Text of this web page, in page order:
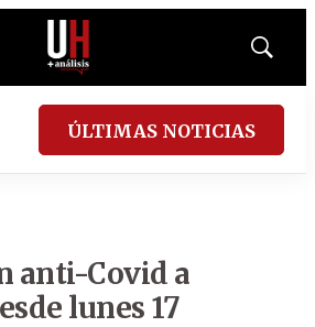
Mostrar
ÚLTIMAS NOTICIAS
anti-Covid a
lunes 17